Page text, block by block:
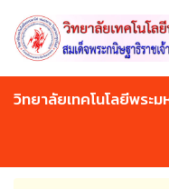
main
content
วิทยาลัยเทคโนโลยีพระ